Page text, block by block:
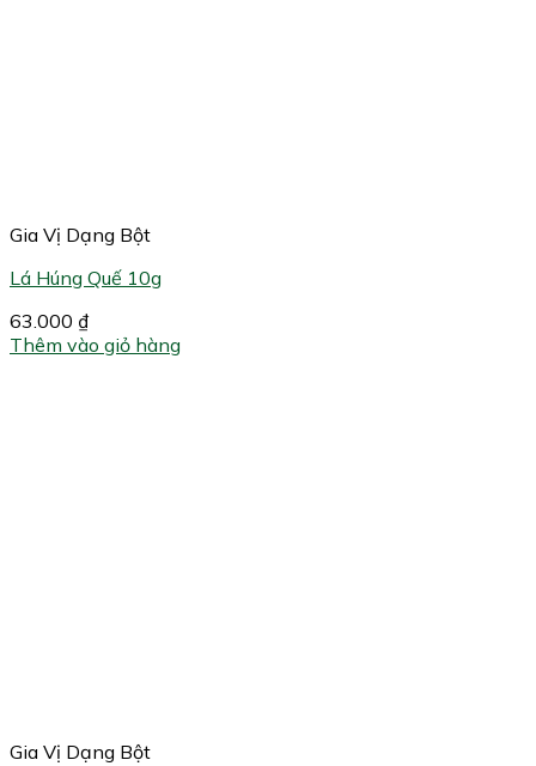
Gia Vị Dạng Bột
Lá Húng Quế 10g
63.000 ₫
Thêm vào giỏ hàng
Gia Vị Dạng Bột